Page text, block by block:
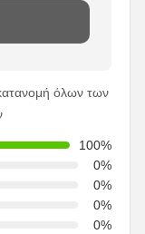
όλων των
100%
0%
0%
0%
0%